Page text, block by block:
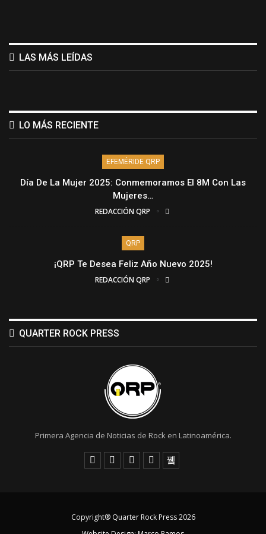
LAS MÁS LEÍDAS
LO MÁS RECIENTE
EFEMÉRIDE QRP
Día De La Mujer 2025: Conmemoramos El 8M Con Las
Mujeres…
REDACCIÓN QRP
QRP
¡QRP Te Desea Feliz Año Nuevo 2025!
REDACCIÓN QRP
QUARTER ROCK PRESS
Primera Agencia de Noticias de Rock en Latinoamérica.
Copyright® Quarter Rock Press 2026